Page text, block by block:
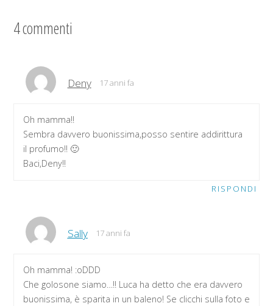
4 commenti
Deny 17 anni fa
Oh mamma!!
Sembra davvero buonissima,posso sentire addirittura
il profumo!! 🙂
Baci,Deny!!
RISPONDI
Sally 17 anni fa
Oh mamma! :oDDD
Che golosone siamo…!! Luca ha detto che era davvero
buonissima, è sparita in un baleno! Se clicchi sulla foto e